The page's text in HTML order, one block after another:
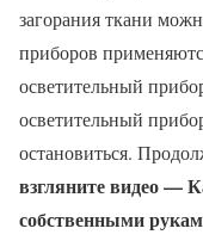
загорания ткани
приборов
осветительный
осветительный
остановиться.
взгляните видео —
собственными